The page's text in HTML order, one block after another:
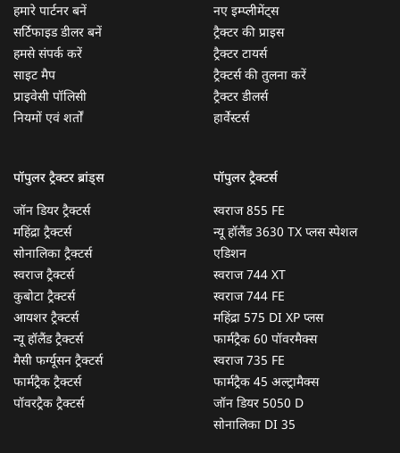
हमारे पार्टनर बनें
सर्टिफाइड डीलर बनें
हमसे संपर्क करें
साइट मैप
प्राइवेसी पॉलिसी
नियमों एवं शर्तों
नए इम्प्लीमेंट्स
ट्रैक्टर की प्राइस
ट्रैक्टर टायर्स
ट्रैक्टर्स की तुलना करें
ट्रैक्टर डीलर्स
हार्वेस्टर्स
पॉपुलर ट्रैक्टर ब्रांड्स
जॉन डियर ट्रैक्टर्स
महिंद्रा ट्रैक्टर्स
सोनालिका ट्रैक्टर्स
स्वराज ट्रैक्टर्स
कुबोटा ट्रैक्टर्स
आयशर ट्रैक्टर्स
न्यू हॉलैंड ट्रैक्टर्स
मैसी फर्ग्यूसन ट्रैक्टर्स
फार्मट्रैक ट्रैक्टर्स
पॉवरट्रैक ट्रैक्टर्स
पॉपुलर ट्रैक्टर्स
स्वराज 855 FE
न्यू हॉलैंड 3630 TX प्लस स्पेशल
एडिशन
स्वराज 744 XT
स्वराज 744 FE
महिंद्रा 575 DI XP प्लस
फार्मट्रैक 60 पॉवरमैक्स
स्वराज 735 FE
फार्मट्रैक 45 अल्ट्रामैक्स
जॉन डियर 5050 D
सोनालिका DI 35